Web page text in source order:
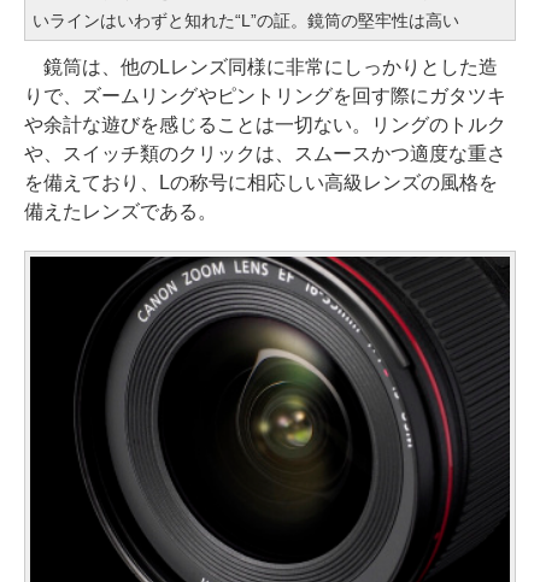
いラインはいわずと知れた“L”の証。鏡筒の堅牢性は高い
鏡筒は、他のLレンズ同様に非常にしっかりとした造
りで、ズームリングやピントリングを回す際にガタツキ
や余計な遊びを感じることは一切ない。リングのトルク
や、スイッチ類のクリックは、スムースかつ適度な重さ
を備えており、Lの称号に相応しい高級レンズの風格を
備えたレンズである。